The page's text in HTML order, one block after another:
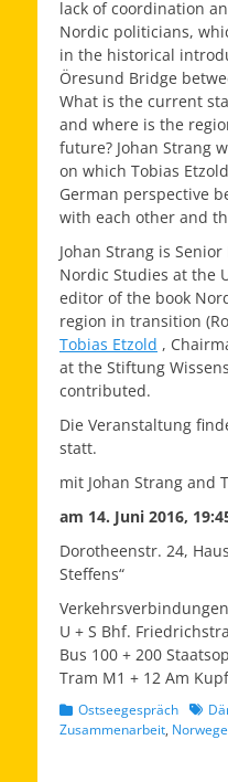
lack of coordination
Nordic politicians,
in the historical
Öresund Bridge
What is the current
and where is the
future? Johan Strang
on which Tobias
German perspective
with each other and
Johan Strang is
Nordic Studies at the
editor of the book
region in transition
Tobias Etzold ,
at the Stiftung
contributed.
Die Veranstaltung
statt.
mit Johan Strang and
am 14. Juni 2016,
Dorotheenstr. 24,
Steffens“
U + S Bhf.
Bus 100 + 200
Tram M1 + 12 Am
Kategorien
Ostseegespräch
Zusammenarbeit,